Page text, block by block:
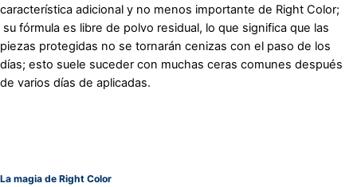
característica adicional y no menos importante de Right Color;
su fórmula es libre de polvo residual, lo que significa que las
piezas protegidas no se tornarán cenizas con el paso de los
días; esto suele suceder con muchas ceras comunes después
de varios días de aplicadas.
La magia de Right Color